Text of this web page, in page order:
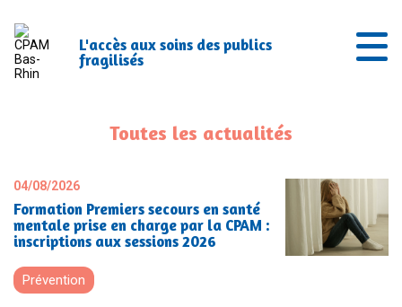
L'accès aux soins des publics
fragilisés
Toutes les actualités
04/08/2026
Formation Premiers secours en santé
mentale prise en charge par la CPAM :
inscriptions aux sessions 2026
Prévention